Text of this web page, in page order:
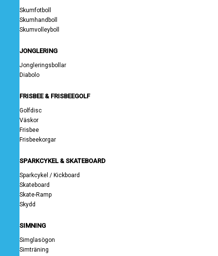
Skumfotboll
Skumhandboll
Skumvolleyboll
JONGLERING
Jongleringsbollar
Diabolo
FRISBEE & FRISBEEGOLF
Golfdisc
Väskor
Frisbee
Frisbeekorgar
SPARKCYKEL & SKATEBOARD
Sparkcykel / Kickboard
Skateboard
Skate-Ramp
Skydd
SIMNING
Simglasögon
Simträning